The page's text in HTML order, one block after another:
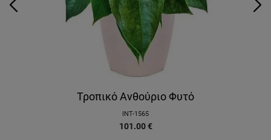
Τροπικό Ανθούριο Φυτό
INT-1565
101.00 €